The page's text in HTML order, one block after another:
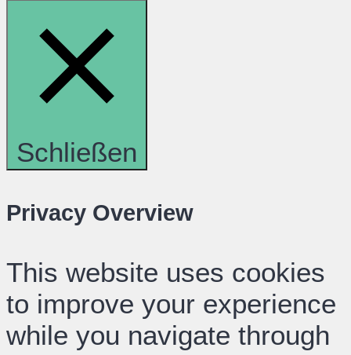
Schließen
Privacy Overview
This website uses cookies
to improve your experience
while you navigate through